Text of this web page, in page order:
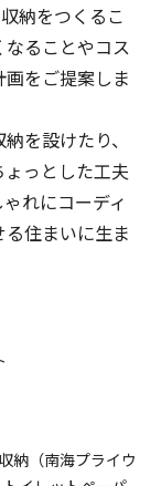
納をつくるこ
ることやコス
をご提案しま
を設けたり、
っとした工夫
れにコーディ
住まいに生ま
納（南海プライウ